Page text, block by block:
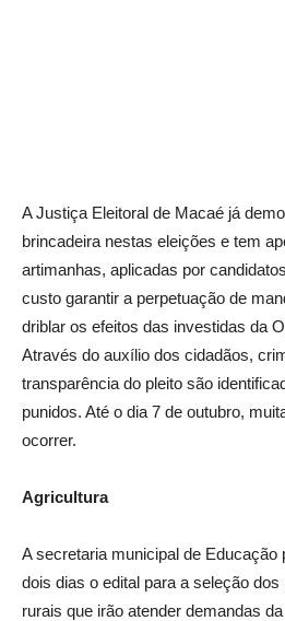
A Justiça Eleitoral de Macaé já
brincadeira nestas eleições e tem
artimanhas, aplicadas por
custo garantir a perpetuação de
driblar os efeitos das investidas da
Através do auxílio dos cidadãos,
transparência do pleito são
punidos. Até o dia 7 de outubro,
ocorrer.
Agricultura
A secretaria municipal de Educação
dois dias o edital para a seleção
rurais que irão atender demandas